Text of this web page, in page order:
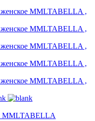
MMLTABELLA